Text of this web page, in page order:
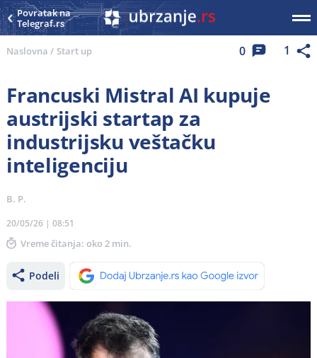
Povratak na
Telegraf.rs
Naslovna / Start up 0 1
Francuski Mistral AI kupuje
austrijski startap za
industrijsku veštačku
inteligenciju
B. P.
20/05/26 | 08:51
Vreme čitanja: oko 2 min.
Podeli